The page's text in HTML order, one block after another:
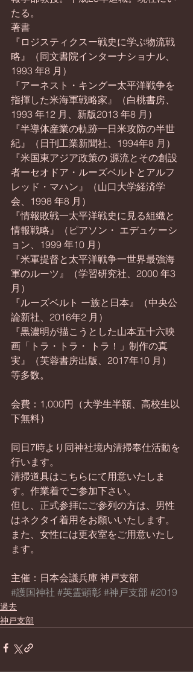
たる。
著書
『ロジスティクスー戦史に学ぶ物流戦
略』（同文書院インターナショナル、
1993 年8 月）
『アーネスト・キングー太平洋戦争を
指揮した米海軍戦略家』（白桃書房、
1993 年12 月、新版2013 年8 月）
『半導体産業の軌跡一日米攻防の半世
紀』（日刊工業新聞社、1994年8 月）
『米国東アジア政策の 源流とその創設
者ーセオドア・ルーズベルトとアルフ
レッド・マハン』（山口大学経済学
会、1998 年8 月）
『情報敗戦一太平洋戦史に見る組織と
情報戦略』（ピアソン・ エデュケーシ
ョン、1999 年10 月）
『米軍提督と太平洋戦争一世界最強海
軍のルーツ』（学習研究社、2000 年3
月）
『ルーズベルト ー族と日本』（中央公
論新社、2016年2 月）
『黒濃明が描こうとした山本五十六映
画「トラ・トラ・ トラ！」制作の真
実』（芙蓉書房出版、2017年10 月）
等多数。
会費：1,000円（大学生半額、高校生以
下無料）
同日7時より同神社境内清掃奉仕活動を
行います。
清掃道具はこちらにて用意いたしま
す。作業着でご参加下さい。
但し、正式参拝にご参列の方は、男性
はネクタイ着用をお願いいたします。
また、女性には更衣室をご用意いたし
ます。
主催：日本会議兵庫 神戸支部
#護国神社 #英霊顕彰 #神戸支部 #2019
過去
神戸支部